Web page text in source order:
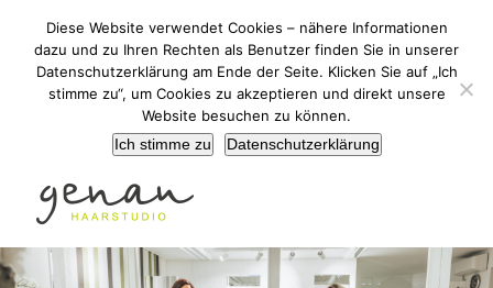
springen
Diese Website verwendet Cookies – nähere Informationen
dazu und zu Ihren Rechten als Benutzer finden Sie in unserer
Datenschutzerklärung am Ende der Seite. Klicken Sie auf „Ich
stimme zu“, um Cookies zu akzeptieren und direkt unsere
Website besuchen zu können.
Ich stimme zu
Datenschutzerklärung